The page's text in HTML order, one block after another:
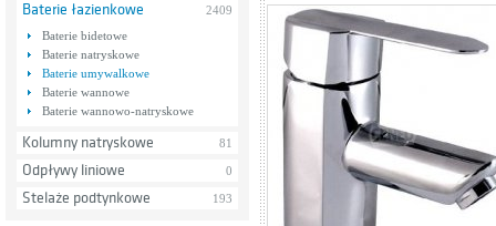
Baterie łazienkowe
2409
Baterie bidetowe
Baterie natryskowe
Baterie umywalkowe
Baterie wannowe
Baterie wannowo-natryskowe
Kolumny natryskowe 81
Odpływy liniowe 0
Stelaże podtynkowe 193